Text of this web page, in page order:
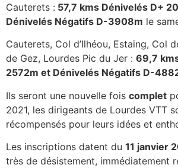
Cauterets : 57,7 kms Dénivelés D+
Dénivelés Négatifs D-3908m le
Cauterets, Col d’Ilhéou, Estaing, Col
de Gez, Lourdes Pic du Jer : 69,7
2572m et Dénivelés Négatifs D-
Ils seront une nouvelle fois complet
2021, les dirigeants de Lourdes VTT
récompensés pour leurs idées et
Les inscriptions datent du 11 janvier
très de désistement, immédiatement